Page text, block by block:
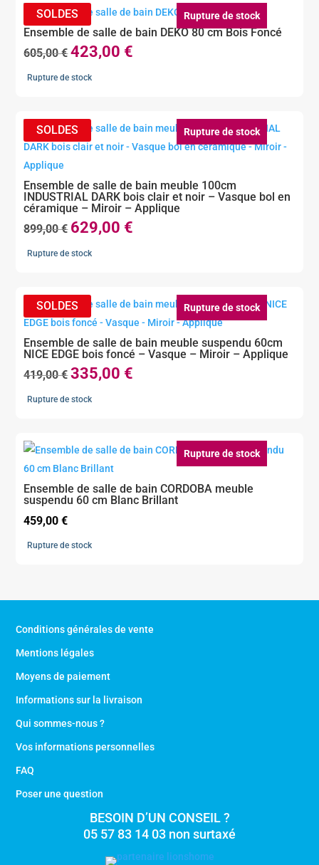
Rupture de stock
Ensemble de salle de bain DEKO 80 cm Bois Foncé
605,00€Le
prix
605,00 €.
423,00 €
423,00 €.
Rupture de stock
Rupture de stock
Ensemble de salle de bain meuble 100cm
INDUSTRIAL DARK bois clair et noir – Vasque bol en
céramique – Miroir – Applique
899,00€ Le
prix
899,00 €.
629,00 €
629,00 €.
Rupture de stock
Rupture de stock
Ensemble de salle de bain meuble suspendu 60cm
NICE EDGE bois foncé – Vasque – Miroir – Applique
419,00€Le
prix
419,00 €.
335,00 €
335,00 €.
Rupture de stock
Rupture de stock
Ensemble de salle de bain CORDOBA meuble
suspendu 60 cm Blanc Brillant
459,00€
Rupture de stock
Conditions générales de vente
Mentions légales
Moyens de paiement
Informations sur la livraison
Qui sommes-nous ?
Vos informations personnelles
FAQ
Poser une question
BESOIN D’UN CONSEIL ?
05 57 83 14 03 non surtaxé